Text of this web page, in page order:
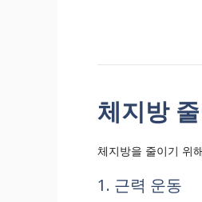
체지방
체지방을 줄이기 위
1. 근력 운동